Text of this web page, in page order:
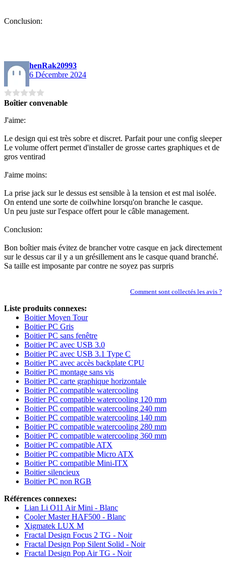
Conclusion:
henRak20993
6 Décembre 2024
Boîtier convenable
J'aime:
Le design qui est très sobre et discret. Parfait pour une config sleeper
Le volume offert permet d'installer de grosse cartes graphiques et de
gros ventirad
J'aime moins:
La prise jack sur le dessus est sensible à la tension et est mal isolée.
On entend une sorte de coilwhine lorsqu'on branche le casque.
Un peu juste sur l'espace offert pour le câble management.
Conclusion:
Bon boîtier mais évitez de brancher votre casque en jack directement
sur le dessus car il y a un grésillement ans le casque quand branché.
Sa taille est imposante par contre ne soyez pas surpris
Comment sont collectés les avis ?
Liste produits connexes:
Boitier Moyen Tour
Boitier PC Gris
Boitier PC sans fenêtre
Boitier PC avec USB 3.0
Boitier PC avec USB 3.1 Type C
Boitier PC avec accès backplate CPU
Boitier PC montage sans vis
Boitier PC carte graphique horizontale
Boitier PC compatible watercooling
Boitier PC compatible watercooling 120 mm
Boitier PC compatible watercooling 240 mm
Boitier PC compatible watercooling 140 mm
Boitier PC compatible watercooling 280 mm
Boitier PC compatible watercooling 360 mm
Boitier PC compatible ATX
Boitier PC compatible Micro ATX
Boitier PC compatible Mini-ITX
Boitier silencieux
Boitier PC non RGB
Références connexes:
Lian Li O11 Air Mini - Blanc
Cooler Master HAF500 - Blanc
Xigmatek LUX M
Fractal Design Focus 2 TG - Noir
Fractal Design Pop Silent Solid - Noir
Fractal Design Pop Air TG - Noir